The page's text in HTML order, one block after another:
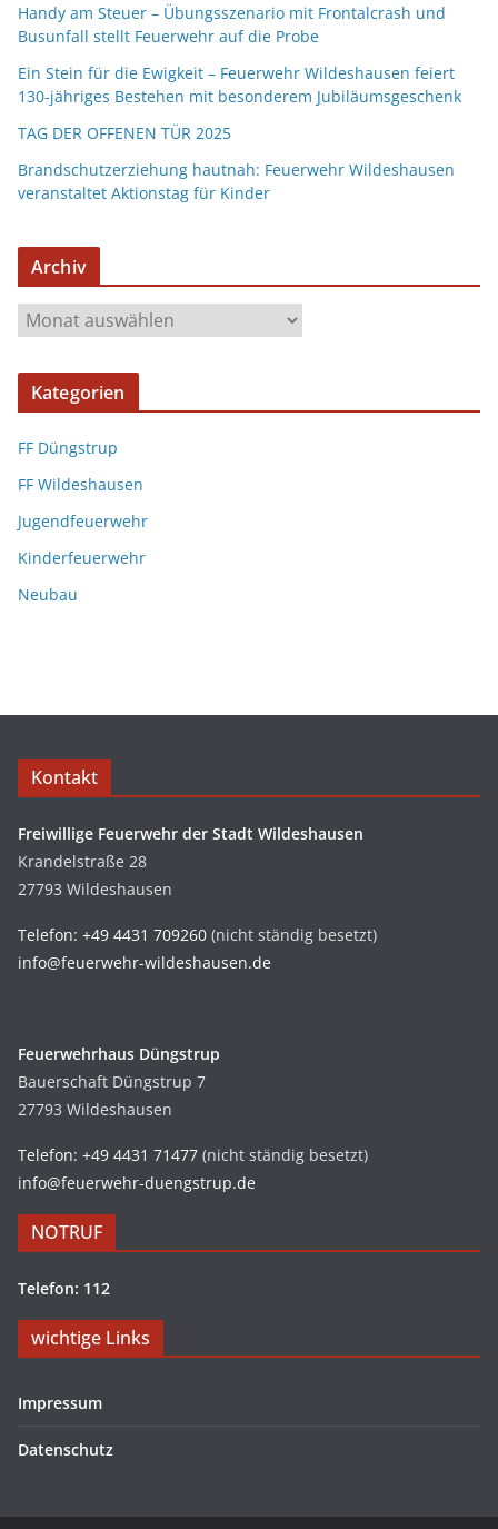
Handy am Steuer – Übungsszenario mit Frontalcrash und
Busunfall stellt Feuerwehr auf die Probe
Ein Stein für die Ewigkeit – Feuerwehr Wildeshausen feiert
130-jähriges Bestehen mit besonderem Jubiläumsgeschenk
TAG DER OFFENEN TÜR 2025
Brandschutzerziehung hautnah: Feuerwehr Wildeshausen
veranstaltet Aktionstag für Kinder
Archiv
Kategorien
FF Düngstrup
FF Wildeshausen
Jugendfeuerwehr
Kinderfeuerwehr
Neubau
Kontakt
Freiwillige Feuerwehr der Stadt Wildeshausen
Krandelstraße 28
27793 Wildeshausen
Telefon: +49 4431 709260 (nicht ständig besetzt)
info@feuerwehr-wildeshausen.de
Feuerwehrhaus Düngstrup
Bauerschaft Düngstrup 7
27793 Wildeshausen
Telefon: +49 4431 71477 (nicht ständig besetzt)
info@feuerwehr-duengstrup.de
NOTRUF
Telefon: 112
wichtige Links
Impressum
Datenschutz